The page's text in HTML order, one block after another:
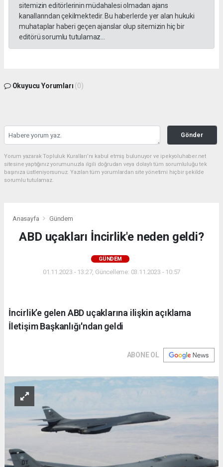
sitemizin editörlerinin müdahalesi olmadan ajans
kanallarından çekilmektedir. Bu haberlerde yer alan hukuki
muhataplar haberi geçen ajanslar olup sitemizin hiç bir
editörü sorumlu tutulamaz...
Okuyucu Yorumları (0)
Gönder
Yorum yazarak Topluluk Kuralları’nı kabul etmiş bulunuyor ve ipekyoluhaber.net
sitesine yaptığınız yorumunuzla ilgili doğrudan veya dolaylı tüm sorumluluğu tek
başınıza üstleniyorsunuz. Yazılan tüm yorumlardan site yönetimi hiçbir şekilde
sorumlu tutulamaz.
Anasayfa Gündem
ABD uçakları İncirlik'e neden geldi?
GÜNDEM
01.11.2023 - 13:27, Güncelleme: 03.11.2023 - 10:57
İncirlik’e gelen ABD uçaklarına ilişkin açıklama
İletişim Başkanlığı'ndan geldi
ABONE OL